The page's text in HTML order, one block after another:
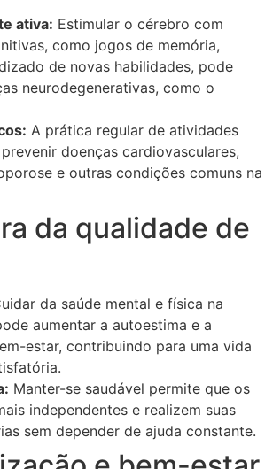
ativa: Estimular o cérebro com
como jogos de memória,
de novas habilidades, pode
neurodegenerativas, como o
A prática regular de atividades
doenças cardiovasculares,
e outras condições comuns na
da qualidade de
da saúde mental e física na
aumentar a autoestima e a
estar, contribuindo para uma vida
Manter-se saudável permite que os
independentes e realizem suas
sem depender de ajuda constante.